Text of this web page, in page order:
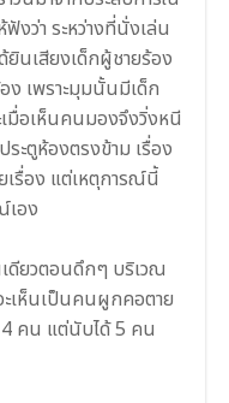
งว่า ระหว่างที่นั่งเล่น
นเสียงเด็กผู้ชายร้อง
ง เพราะมุมนั้นมีเด็ก
เมื่อเห็นคนมองจึงวิ่งหนี
ะตูห้องตรงข้าม เรื่อง
รื่อง แต่เหตุการณ์นี้
เอง
ดียวตอนดึกๆ บริเวณ
ะเห็นเป็นคนผูกคอตาย
คน แต่นับได้ 5 คน